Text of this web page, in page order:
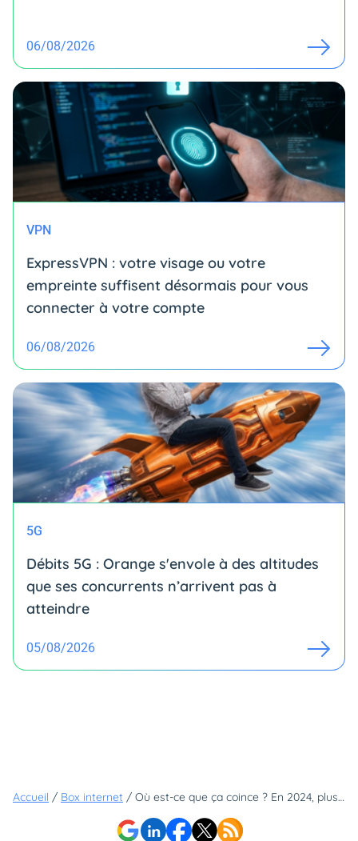
06/08/2026
VPN
ExpressVPN : votre visage ou votre
empreinte suffisent désormais pour vous
connecter à votre compte
06/08/2026
5G
Débits 5G : Orange s'envole à des altitudes
que ses concurrents n’arrivent pas à
atteindre
05/08/2026
Accueil / Box internet / Où est-ce que ça coince ? En 2024, plus d'un Français sur deux a rencontré un problème avec sa box Internet !